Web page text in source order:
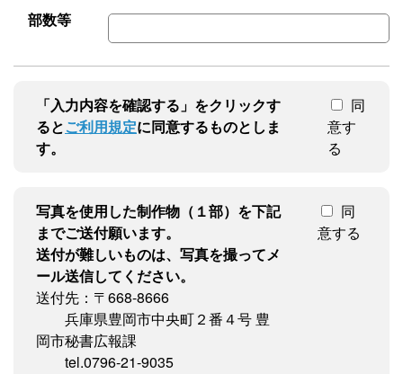
部数等
「入力内容を確認する」をクリックす
るとご利用規定に同意するものとしま
す。
同
意す
る
写真を使用した制作物（１部）を下記
までご送付願います。
送付が難しいものは、写真を撮ってメ
ール送信してください。
送付先：〒668-8666
兵庫県豊岡市中央町２番４号 豊
岡市秘書広報課
tel.0796-21-9035
同
意する